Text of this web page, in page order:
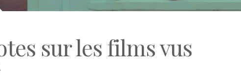
sur les films vus